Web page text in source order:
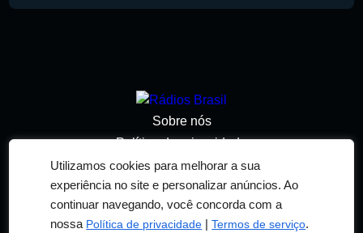
Utilizamos cookies para melhorar a sua
experiência no site e personalizar anúncios. Ao
continuar navegando, você concorda com a
nossa Política de privacidade |Termos de serviço.
Sobre nós
Política de privacidade
Termos de serviço
Adicionar rádio
Contato
© 2026 RÁDIOS BRASIL. TODOS OS DIREITOS